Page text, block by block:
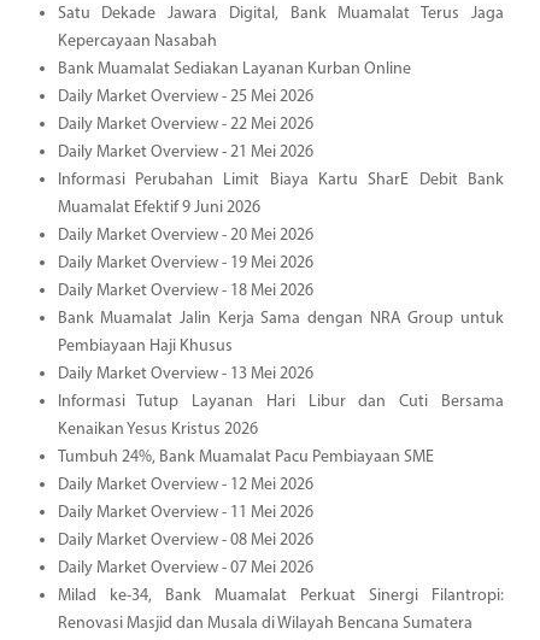
Satu Dekade Jawara Digital, Bank Muamalat Terus Jaga
Kepercayaan Nasabah
Bank Muamalat Sediakan Layanan Kurban Online
Daily Market Overview - 25 Mei 2026
Daily Market Overview - 22 Mei 2026
Daily Market Overview - 21 Mei 2026
Informasi Perubahan Limit Biaya Kartu SharE Debit Bank
Muamalat Efektif 9 Juni 2026
Daily Market Overview - 20 Mei 2026
Daily Market Overview - 19 Mei 2026
Daily Market Overview - 18 Mei 2026
Bank Muamalat Jalin Kerja Sama dengan NRA Group untuk
Pembiayaan Haji Khusus
Daily Market Overview - 13 Mei 2026
Informasi Tutup Layanan Hari Libur dan Cuti Bersama
Kenaikan Yesus Kristus 2026
Tumbuh 24%, Bank Muamalat Pacu Pembiayaan SME
Daily Market Overview - 12 Mei 2026
Daily Market Overview - 11 Mei 2026
Daily Market Overview - 08 Mei 2026
Daily Market Overview - 07 Mei 2026
Milad ke-34, Bank Muamalat Perkuat Sinergi Filantropi:
Renovasi Masjid dan Musala di Wilayah Bencana Sumatera